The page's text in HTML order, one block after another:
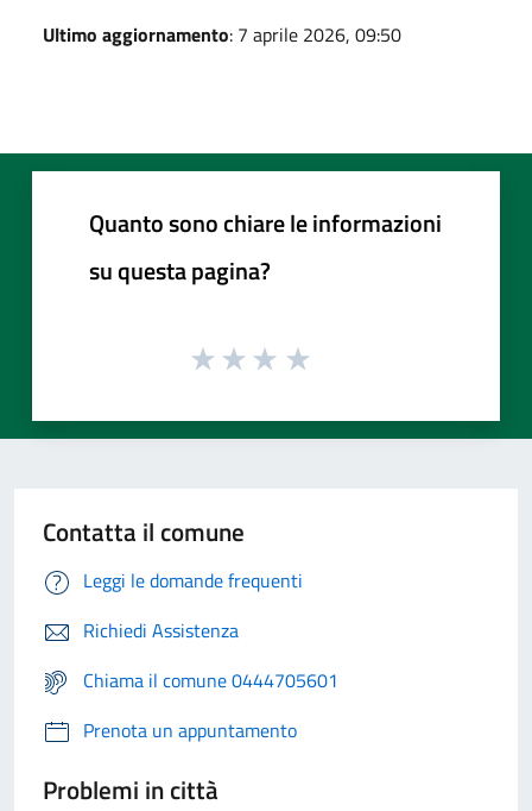
Ultimo aggiornamento: 7 aprile 2026, 09:50
Quanto sono chiare le informazioni
su questa pagina?
Contatta il comune
Leggi le domande frequenti
Richiedi Assistenza
Chiama il comune 0444705601
Prenota un appuntamento
Problemi in città